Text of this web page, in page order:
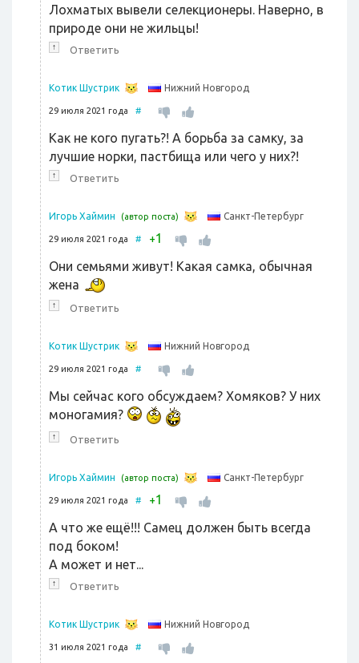
Лохматых вывели селекционеры. Наверно, в
природе они не жильцы!
↑ Ответить
Котик Шустрик Нижний Новгород
29 июля 2021 года #
Как не кого пугать?! А борьба за самку, за
лучшие норки, пастбища или чего у них?!
↑ Ответить
Игорь Хаймин (автор поста) Санкт-Петербург
29 июля 2021 года # +1
Они семьями живут! Какая самка, обычная
жена
↑ Ответить
Котик Шустрик Нижний Новгород
29 июля 2021 года #
Мы сейчас кого обсуждаем? Хомяков? У них
моногамия?
↑ Ответить
Игорь Хаймин (автор поста) Санкт-Петербург
29 июля 2021 года # +1
А что же ещё!!! Самец должен быть всегда
под боком!
А может и нет...
↑ Ответить
Котик Шустрик Нижний Новгород
31 июля 2021 года #